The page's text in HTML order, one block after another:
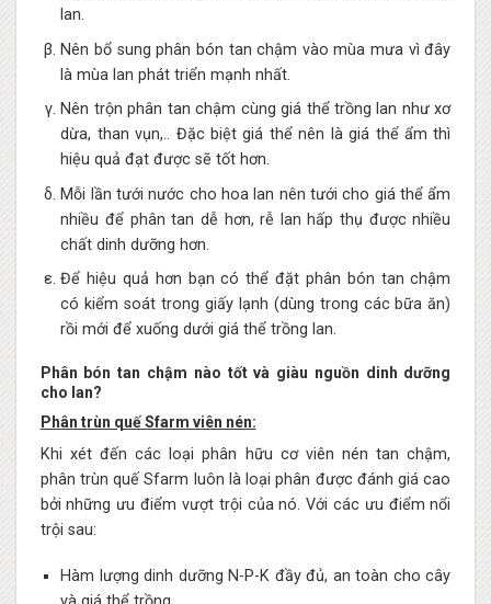
lan.
Nên bổ sung phân bón tan chậm vào mùa mưa vì đây
là mùa lan phát triển mạnh nhất.
Nên trộn phân tan chậm cùng giá thể trồng lan như xơ
dừa, than vụn,.. Đặc biệt giá thể nên là giá thể ẩm thì
hiệu quả đạt được sẽ tốt hơn.
Mỗi lần tưới nước cho hoa lan nên tưới cho giá thể ẩm
nhiều để phân tan dễ hơn, rễ lan hấp thụ được nhiều
chất dinh dưỡng hơn.
Để hiệu quả hơn bạn có thể đặt phân bón tan chậm
có kiểm soát trong giấy lạnh (dùng trong các bữa ăn)
rồi mới để xuống dưới giá thể trồng lan.
Phân bón tan chậm nào tốt và giàu nguồn dinh dưỡng
cho lan?
Phân trùn quế Sfarm viên nén:
Khi xét đến các loại phân hữu cơ viên nén tan chậm,
phân trùn quế Sfarm luôn là loại phân được đánh giá cao
bởi những ưu điểm vượt trội của nó. Với các ưu điểm nổi
trội sau:
Hàm lượng dinh dưỡng N-P-K đầy đủ, an toàn cho cây